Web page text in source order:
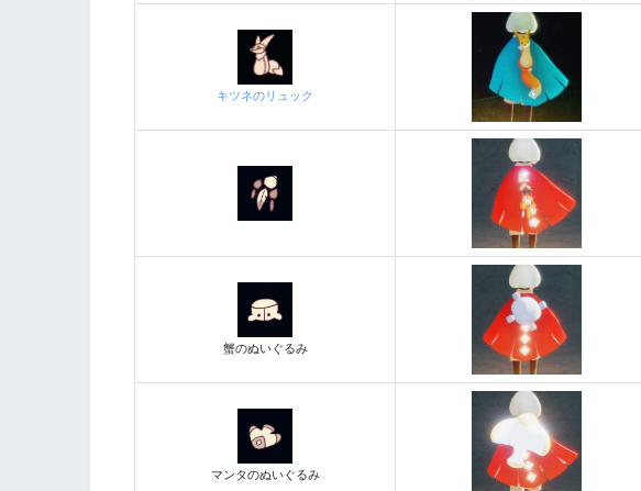
キツネのリュック
蟹のぬいぐるみ
マンタのぬいぐるみ